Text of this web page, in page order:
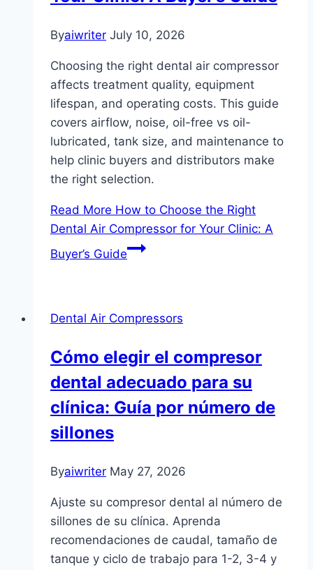
Byaiwriter July 10, 2026
Choosing the right dental air compressor
affects treatment quality, equipment
lifespan, and operating costs. This guide
covers airflow, noise, oil-free vs oil-
lubricated, tank size, and maintenance to
help clinic buyers and distributors make
the right selection.
Read More How to Choose the Right
Dental Air Compressor for Your Clinic: A
Buyer’s Guide
Dental Air Compressors
Cómo elegir el compresor
dental adecuado para su
clínica: Guía por número de
sillones
Byaiwriter May 27, 2026
Ajuste su compresor dental al número de
sillones de su clínica. Aprenda
recomendaciones de caudal, tamaño de
tanque y ciclo de trabajo para 1-2, 3-4 y